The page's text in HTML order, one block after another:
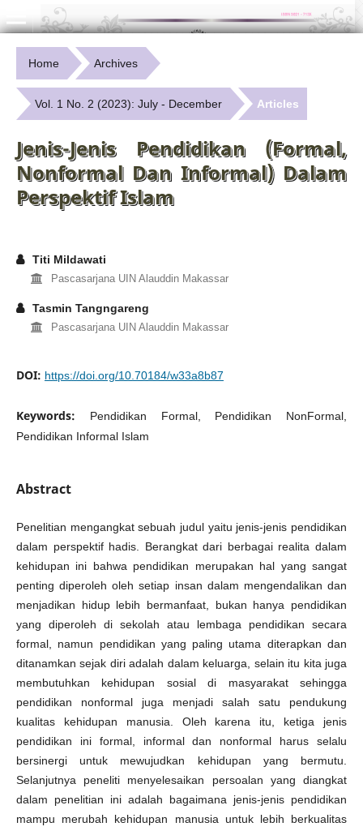
Home Archives
Vol. 1 No. 2 (2023): July - December Articles
Jenis-Jenis Pendidikan (Formal,
Nonformal Dan Informal) Dalam
Perspektif Islam
Titi Mildawati
Pascasarjana UIN Alauddin Makassar
Tasmin Tangngareng
Pascasarjana UIN Alauddin Makassar
DOI: https://doi.org/10.70184/w33a8b87
Keywords:
Pendidikan Formal, Pendidikan NonFormal,
Pendidikan Informal Islam
Abstract
Penelitian mengangkat sebuah judul yaitu jenis-jenis pendidikan
dalam perspektif hadis. Berangkat dari berbagai realita dalam
kehidupan ini bahwa pendidikan merupakan hal yang sangat
penting diperoleh oleh setiap insan dalam mengendalikan dan
menjadikan hidup lebih bermanfaat, bukan hanya pendidikan
yang diperoleh di sekolah atau lembaga pendidikan secara
formal, namun pendidikan yang paling utama diterapkan dan
ditanamkan sejak diri adalah dalam keluarga, selain itu kita juga
membutuhkan kehidupan sosial di masyarakat sehingga
pendidikan nonformal juga menjadi salah satu pendukung
kualitas kehidupan manusia. Oleh karena itu, ketiga jenis
pendidikan ini formal, informal dan nonformal harus selalu
bersinergi untuk mewujudkan kehidupan yang bermutu.
Selanjutnya peneliti menyelesaikan persoalan yang diangkat
dalam penelitian ini adalah bagaimana jenis-jenis pendidikan
mampu merubah kehidupan manusia untuk lebih berkualitas